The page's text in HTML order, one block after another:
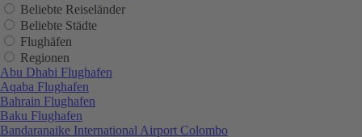
Beliebte Reiseländer
Beliebte Städte
Flughäfen
Regionen
Abu Dhabi Flughafen
Aqaba Flughafen
Bahrain Flughafen
Baku Flughafen
Bandaranaike International Airport Colombo